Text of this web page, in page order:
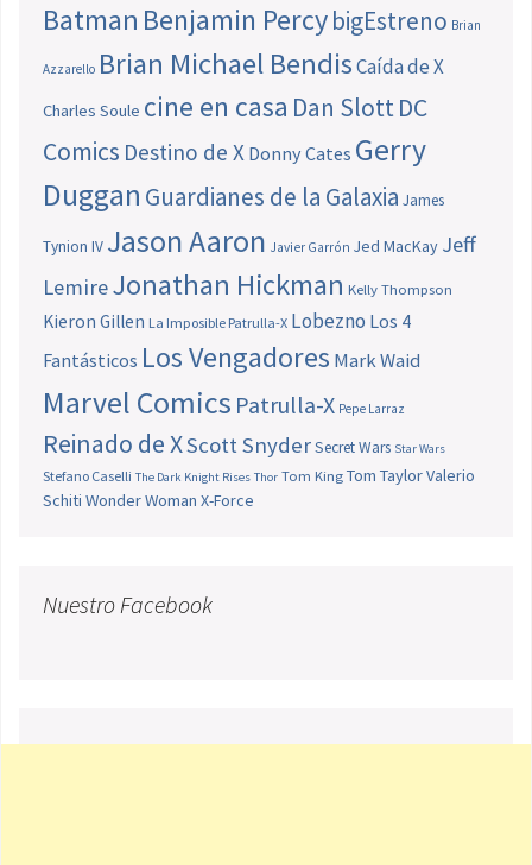
Batman Benjamin PercybigEstreno Brian
Azzarello Brian Michael BendisCaída de X
Charles Soule cine en casa Dan SlottDC
Comics Destino de X Donny Cates Gerry
Duggan Guardianes de la Galaxia James
Tynion IV Jason Aaron Javier Garrón Jed MacKay Jeff
LemireJonathan Hickman Kelly Thompson
Kieron Gillen La Imposible Patrulla-X Lobezno Los 4
Fantásticos Los Vengadores Mark Waid
Marvel Comics Patrulla-X Pepe Larraz
Reinado de XScott SnyderSecret Wars Star Wars
Stefano Caselli The Dark Knight Rises Thor Tom King Tom TaylorValerio
Schiti Wonder Woman X-Force
Nuestro Facebook